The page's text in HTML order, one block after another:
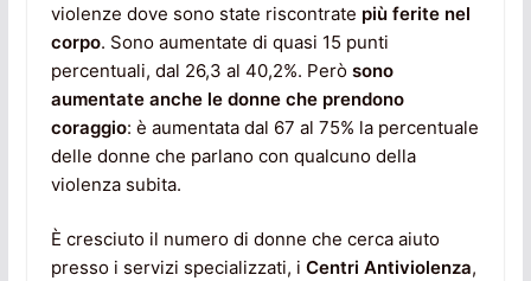
violenze dove sono state riscontrate più ferite nel
corpo. Sono aumentate di quasi 15 punti
percentuali, dal 26,3 al 40,2%. Peròsono
aumentate anche le donne che prendono
coraggio: è aumentata dal 67 al 75% la percentuale
delle donne che parlano con qualcuno della
violenza subita.
È cresciuto il numero di donne che cerca aiuto
presso i servizi specializzati, i Centri Antiviolenza,